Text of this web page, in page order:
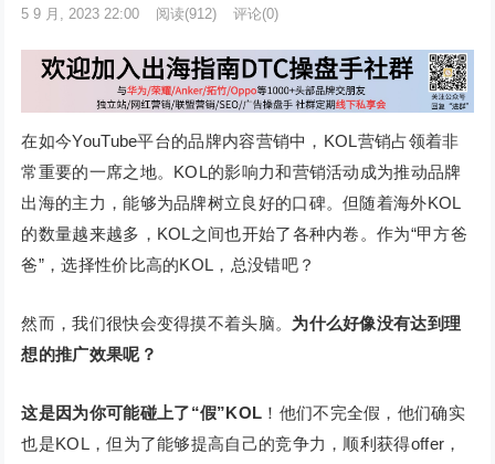
5 9 月, 2023 22:00 阅读(912) 评论(0)
在如今YouTube平台的品牌内容营销中，KOL营销占领着非
常重要的一席之地。KOL的影响力和营销活动成为推动品牌
出海的主力，能够为品牌树立良好的口碑。但随着海外KOL
的数量越来越多，KOL之间也开始了各种内卷。作为“甲方爸
爸”，选择性价比高的KOL，总没错吧？
然而，我们很快会变得摸不着头脑。 为什么好像没有达到理
想的推广效果呢？
这是因为你可能碰上了“假”KOL ！他们不完全假，他们确实
也是KOL，但为了能够提高自己的竞争力，顺利获得offer，